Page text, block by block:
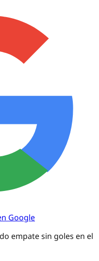
Google
empate sin goles en el